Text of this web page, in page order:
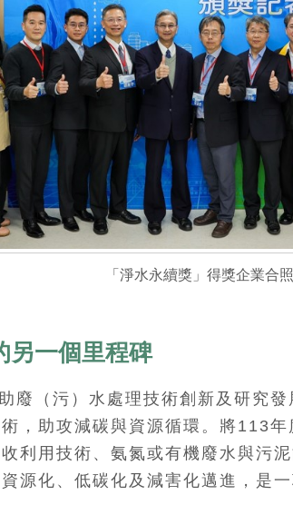
「淨水永續獎」得獎企業合照
另一個里程碑
廢（污）水處理技術創新及研究
，助攻減碳與資源循環。將113
利用技術、氨氮或有機廢水與污
源化、低碳化及減害化邁進，是一